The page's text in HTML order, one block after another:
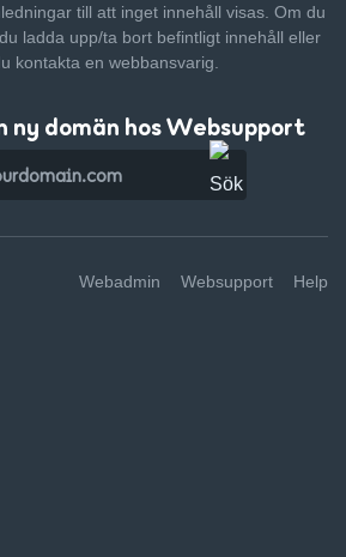
till att inget innehåll visas. Om du
ladda upp/ta bort befintligt innehåll eller
kontakta en webbansvarig.
domän hos Websupport
Webadmin Websupport Help